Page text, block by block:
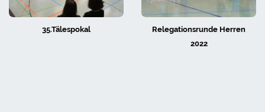
35.Tälespokal
Relegationsrunde Herren
2022